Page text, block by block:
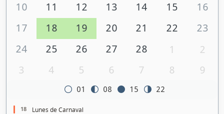
10
11 12 13 14 15
16
17
18 19 20 21 22
23
24
25 26 27 28 1
2
3
4 5 6 7 8 9
01 08 15 22
18 Lunes de Carnaval